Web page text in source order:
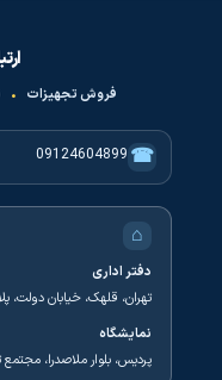
فروش تجهیزات •
☎
09124604899
⌂
دفتر اداری
تهران، قلهک، خیابان دولت، پلاک
نمایشگاه
پردیس، بلوار ملاصدرا، مجتمع